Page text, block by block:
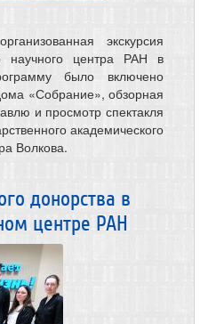
экскурсия
научного центра РАН в
было включено
«Собрание», обзорная
и просмотр спектакля
академического
Волкова.
донорства в
центре РАН